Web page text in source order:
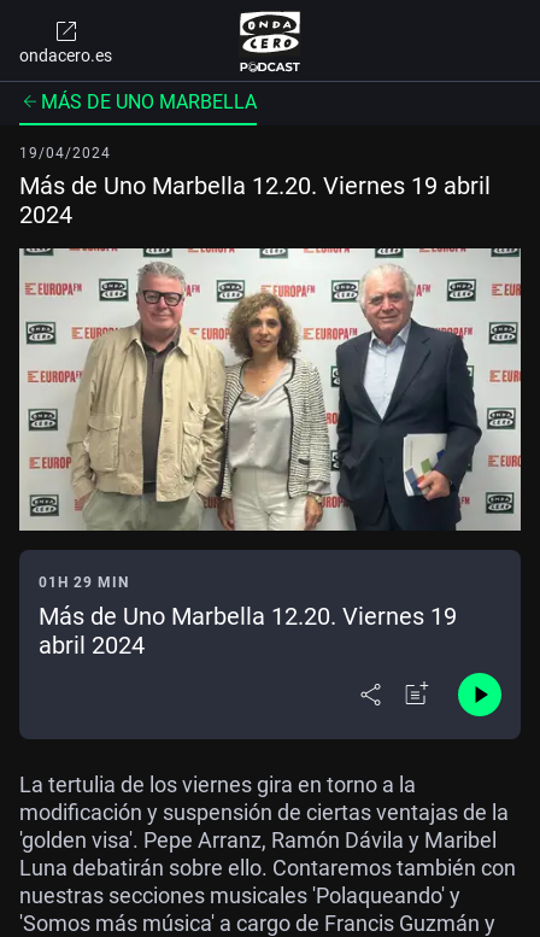
ondacero.es
MÁS DE UNO MARBELLA
19/04/2024
Más de Uno Marbella 12.20. Viernes 19 abril
2024
01H 29 MIN
Más de Uno Marbella 12.20. Viernes 19
abril 2024
La tertulia de los viernes gira en torno a la
modificación y suspensión de ciertas ventajas de la
'golden visa'. Pepe Arranz, Ramón Dávila y Maribel
Luna debatirán sobre ello. Contaremos también con
nuestras secciones musicales 'Polaqueando' y
'Somos más música' a cargo de Francis Guzmán y